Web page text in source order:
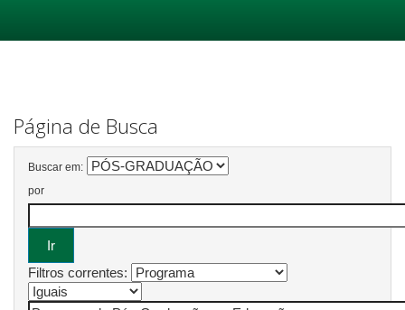
Página de Busca
Buscar em:
por
Filtros correntes: